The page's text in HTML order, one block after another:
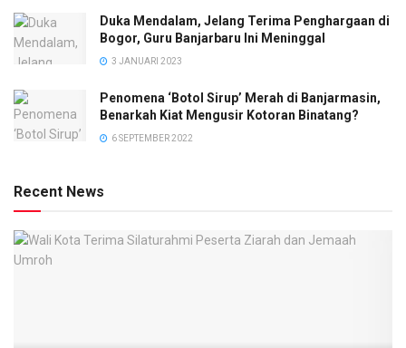
Duka Mendalam, Jelang Terima Penghargaan di
Bogor, Guru Banjarbaru Ini Meninggal
3 JANUARI 2023
Penomena ‘Botol Sirup’ Merah di Banjarmasin,
Benarkah Kiat Mengusir Kotoran Binatang?
6 SEPTEMBER 2022
Recent News